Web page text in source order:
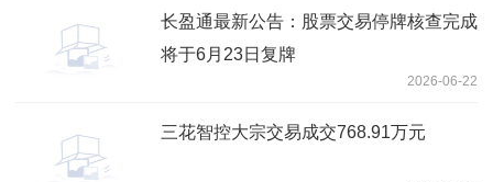
长盈通最新公告：股票交易停牌核查完成
将于6月23日复牌
2026-06-22
三花智控大宗交易成交768.91万元